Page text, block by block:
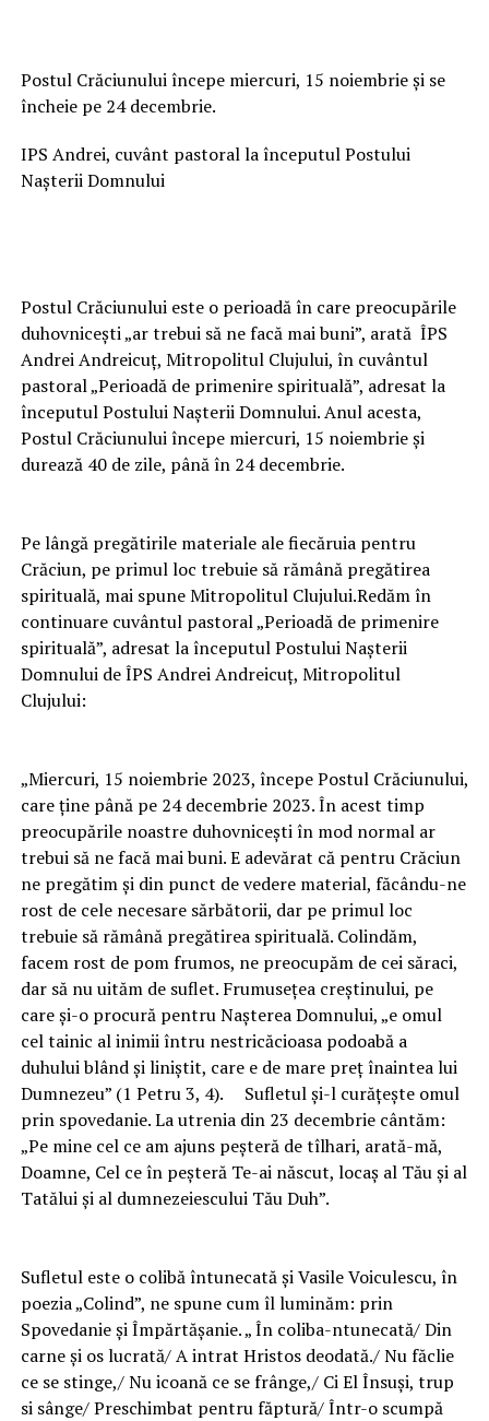
Postul Crăciunului începe miercuri, 15 noiembrie și se
încheie pe 24 decembrie.
IPS Andrei, cuvânt pastoral la începutul Postului
Nașterii Domnului
Postul Crăciunului este o perioadă în care preocupările
duhovnicești „ar trebui să ne facă mai buni”, arată ÎPS
Andrei Andreicuț, Mitropolitul Clujului, în cuvântul
pastoral „Perioadă de primenire spirituală”, adresat la
începutul Postului Nașterii Domnului. Anul acesta,
Postul Crăciunului începe miercuri, 15 noiembrie și
durează 40 de zile, până în 24 decembrie.
Pe lângă pregătirile materiale ale fiecăruia pentru
Crăciun, pe primul loc trebuie să rămână pregătirea
spirituală, mai spune Mitropolitul Clujului.Redăm în
continuare cuvântul pastoral „Perioadă de primenire
spirituală”, adresat la începutul Postului Nașterii
Domnului de ÎPS Andrei Andreicuț, Mitropolitul
Clujului:
„Miercuri, 15 noiembrie 2023, începe Postul Crăciunului,
care ține până pe 24 decembrie 2023. În acest timp
preocupările noastre duhovnicești în mod normal ar
trebui să ne facă mai buni. E adevărat că pentru Crăciun
ne pregătim și din punct de vedere material, făcându-ne
rost de cele necesare sărbătorii, dar pe primul loc
trebuie să rămână pregătirea spirituală. Colindăm,
facem rost de pom frumos, ne preocupăm de cei săraci,
dar să nu uităm de suflet. Frumusețea creștinului, pe
care și-o procură pentru Nașterea Domnului, „e omul
cel tainic al inimii întru nestricăcioasa podoabă a
duhului blând și liniștit, care e de mare preț înaintea lui
Dumnezeu” (1 Petru 3, 4). Sufletul și-l curățește omul
prin spovedanie. La utrenia din 23 decembrie cântăm:
„Pe mine cel ce am ajuns peșteră de tîlhari, arată-mă,
Doamne, Cel ce în peșteră Te-ai născut, locaș al Tău și al
Tatălui și al dumnezeiescului Tău Duh”.
Sufletul este o colibă întunecată și Vasile Voiculescu, în
poezia „Colind”, ne spune cum îl luminăm: prin
Spovedanie și Împărtășanie. „ În coliba-ntunecată/ Din
carne și os lucrată/ A intrat Hristos deodată./ Nu făclie
ce se stinge,/ Nu icoană ce se frânge,/ Ci El Însuși, trup
si sânge/ Preschimbat pentru făptură/ Într-o scumpă